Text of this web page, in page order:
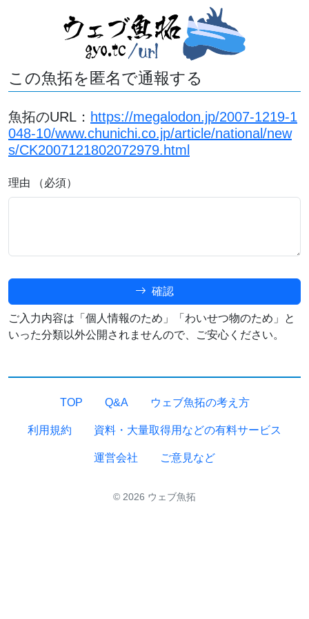
この魚拓を匿名で通報する
魚拓のURL： https://megalodon.jp/2007-1219-1
048-10/www.chunichi.co.jp/article/national/new
s/CK2007121802072979.html
理由 （必須）
確認
ご入力内容は「個人情報のため」「わいせつ物のため」と
いった分類以外公開されませんので、ご安心ください。
TOP Q&A ウェブ魚拓の考え方
利用規約 資料・大量取得用などの有料サービス
運営会社 ご意見など
© 2026 ウェブ魚拓